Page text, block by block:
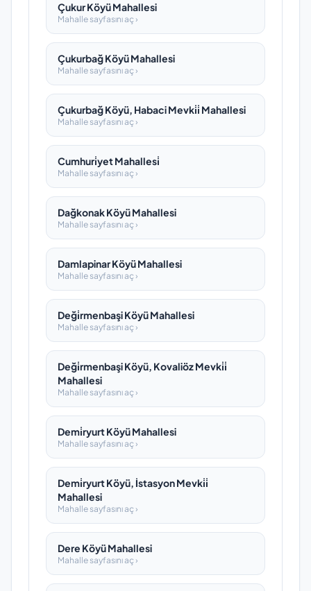
Çukur Köyü Mahallesi
Mahalle sayfasını aç ›
Çukurbağ Köyü Mahallesi
Mahalle sayfasını aç ›
Çukurbağ Köyü, Habaci Mevki̇i̇ Mahallesi
Mahalle sayfasını aç ›
Cumhuri̇yet Mahallesi̇
Mahalle sayfasını aç ›
Dağkonak Köyü Mahallesi
Mahalle sayfasını aç ›
Damlapinar Köyü Mahallesi
Mahalle sayfasını aç ›
Deği̇rmenbaşi Köyü Mahallesi
Mahalle sayfasını aç ›
Deği̇rmenbaşi Köyü, Kovaliöz Mevki̇i̇
Mahallesi
Mahalle sayfasını aç ›
Demi̇ryurt Köyü Mahallesi
Mahalle sayfasını aç ›
Demi̇ryurt Köyü, İstasyon Mevki̇i̇
Mahallesi
Mahalle sayfasını aç ›
Dere Köyü Mahallesi
Mahalle sayfasını aç ›